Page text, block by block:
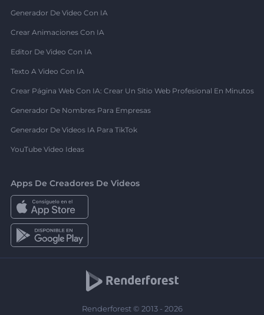
Generador De Video Con IA
Crear Animaciones Con IA
Editor De Video Con IA
Texto A Video Con IA
Crear Página Web Con IA: Crear Un Sitio Web Profesional En Minutos
Generador De Nombres Para Empresas
Generador De Videos IA Para TikTok
YouTube Video Ideas
Apps De Creadores De Videos
Renderforest © 2013 - 2026